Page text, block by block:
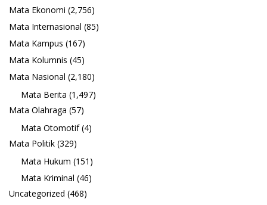
Mata Ekonomi (2,756)
Mata Internasional (85)
Mata Kampus (167)
Mata Kolumnis (45)
Mata Nasional (2,180)
Mata Berita (1,497)
Mata Olahraga (57)
Mata Otomotif(4)
Mata Politik (329)
Mata Hukum (151)
Mata Kriminal (46)
Uncategorized (468)